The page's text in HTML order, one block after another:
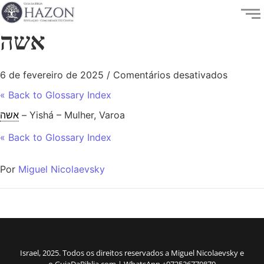
אשה
6 de fevereiro de 2025 / Comentários desativados
« Back to Glossary Index
אשה – Yishá – Mulher, Varoa
« Back to Glossary Index
Por Miguel Nicolaevsky
Israel, 2025. Todos os direitos reservados a Miguel Nicolaevsky e